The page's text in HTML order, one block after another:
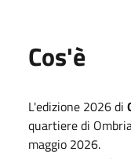
Cos'è
L'edizione 2026 di
quartiere di
maggio 2026.